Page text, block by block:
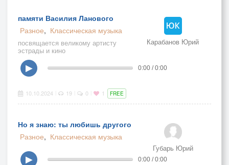
памяти Василия Ланового
Разное, Классическая музыка
посвящается великому артисту
эстрады и кино
Карабанов Юрий
▶ 0:00 / 0:00
10.10.2024 19 0 1 FREE
Но я знаю: ты любишь другого
Разное, Классическая музыка
Губарь Юрий
▶ 0:00 / 0:00